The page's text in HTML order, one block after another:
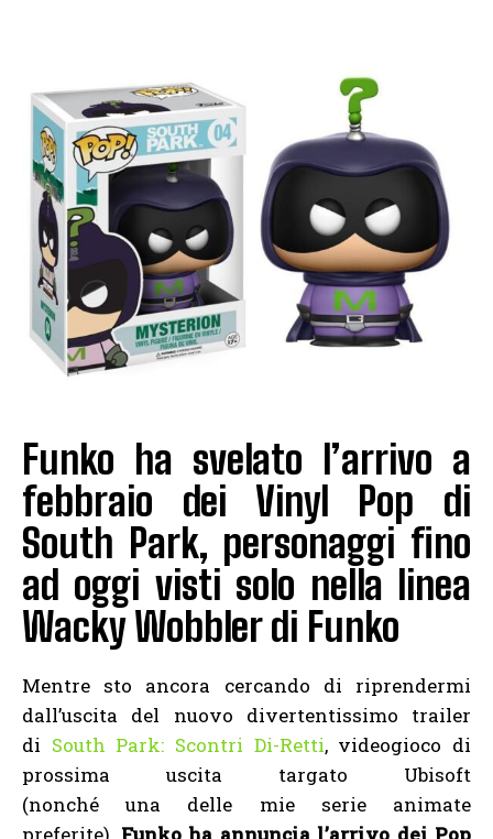
Funko ha svelato l’arrivo a
febbraio dei Vinyl Pop di
South Park, personaggi fino
ad oggi visti solo nella linea
Wacky Wobbler di Funko
Mentre sto ancora cercando di riprendermi
dall’uscita del nuovo divertentissimo trailer
di South Park: Scontri Di-Retti, videogioco di
prossima uscita targato Ubisoft
(nonché una delle mie serie animate